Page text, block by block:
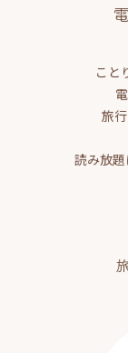
こと
旅
読み放